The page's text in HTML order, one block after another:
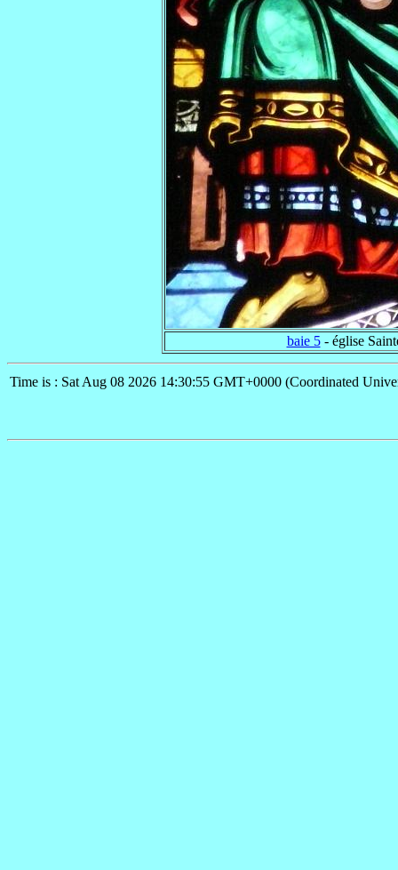
baie 5- église
Time is : Sat Aug 08 2026 14:30:55 GMT+0000 (Coordinated